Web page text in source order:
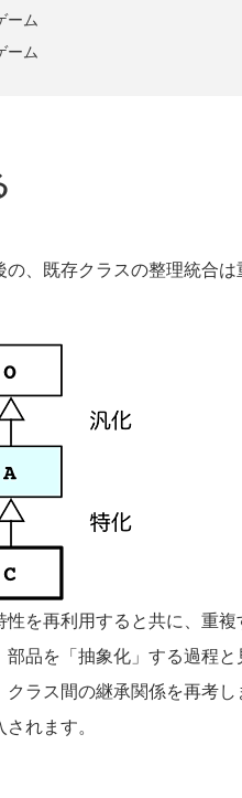
ーム
ーム
、既存クラスの整理統合は
を再利用すると共に、重
品を「抽象化」する過程
ラス間の継承関係を再考
れます。